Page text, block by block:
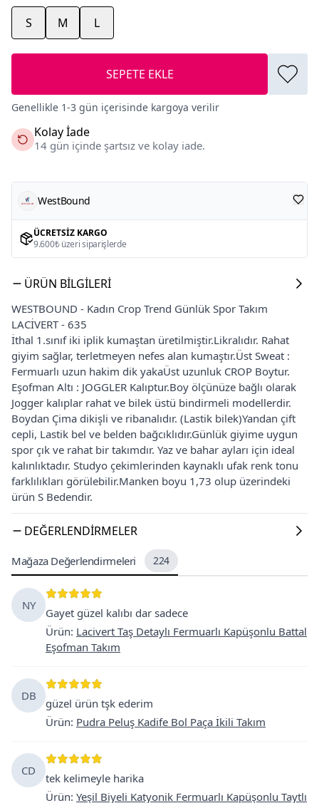
S M L
SEPETE EKLE
Genellikle 1-3 gün içerisinde kargoya verilir
Kolay İade
14 gün içinde şartsız ve kolay iade.
WestBound
ÜCRETSIZ KARGO
9.600₺ üzeri siparişlerde
ÜRÜN BILGILERI
WESTBOUND - Kadın Crop Trend Günlük Spor Takım
LACİVERT - 635
İthal 1.sınıf iki iplik kumaştan üretilmiştir.Likralıdır. Rahat
giyim sağlar, terletmeyen nefes alan kumaştır.Üst Sweat :
Fermuarlı uzun hakim dik yakaÜst uzunluk CROP Boytur.
Eşofman Altı : JOGGLER Kalıptur.Boy ölçünüze bağlı olarak
Jogger kalıplar rahat ve bilek üstü bindirmeli modellerdir.
Boydan Çima dikişli ve ribanalıdır. (Lastik bilek)Yandan çift
cepli, Lastik bel ve belden bağcıklıdır.Günlük giyime uygun
spor çık ve rahat bir takımdır. Yaz ve bahar ayları için ideal
kalınlıktadır. Studyo çekimlerinden kaynaklı ufak renk tonu
farklılıkları görülebilir.Manken boyu 1,73 olup üzerindeki
ürün S Bedendir.
DEĞERLENDIRMELER
Mağaza Değerlendirmeleri 224
NY
Gayet güzel kalıbı dar sadece
Ürün: Lacivert Taş Detaylı Fermuarlı Kapüşonlu Battal
Eşofman Takım
DB
güzel ürün tşk ederim
Ürün: Pudra Peluş Kadife Bol Paça İkili Takım
CD
tek kelimeyle harika
Ürün: Yeşil Biyeli Katyonik Fermuarlı Kapüşonlu Taytlı